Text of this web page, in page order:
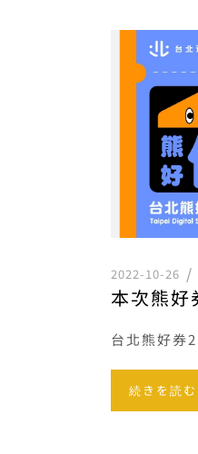
2022-10-26
続きを読む